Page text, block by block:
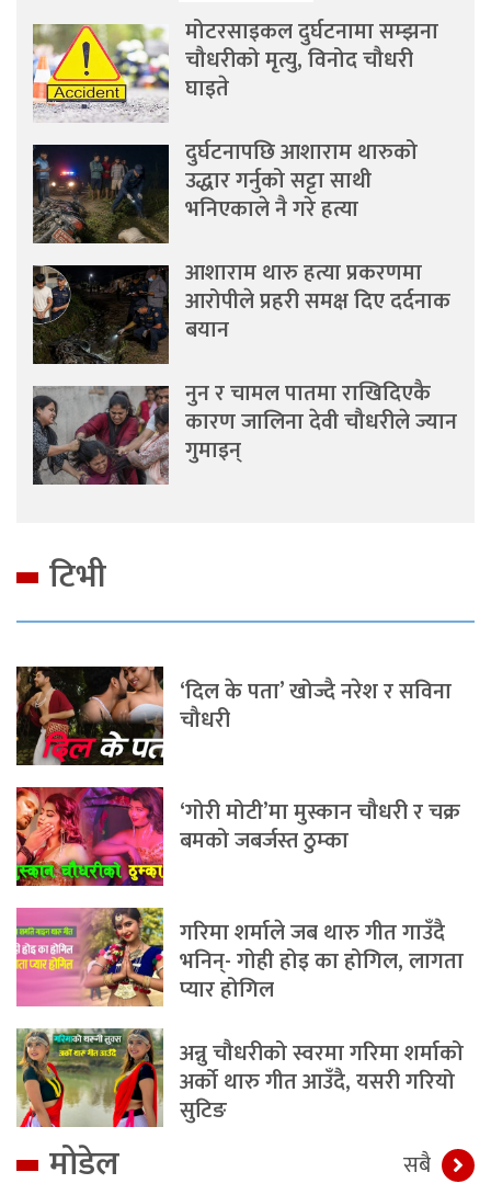
मोटरसाइकल दुर्घटनामा सम्झना
चौधरीको मृत्यु, विनोद चौधरी
घाइते
दुर्घटनापछि आशाराम थारुको
उद्धार गर्नुको सट्टा साथी
भनिएकाले नै गरे हत्या
आशाराम थारु हत्या प्रकरणमा
आरोपीले प्रहरी समक्ष दिए दर्दनाक
बयान
नुन र चामल पातमा राखिदिएकै
कारण जालिना देवी चौधरीले ज्यान
गुमाइन्
टिभी
‘दिल के पता’ खोज्दै नरेश र सविना
चौधरी
‘गोरी मोटी’मा मुस्कान चौधरी र चक्र
बमको जबर्जस्त ठुम्का
गरिमा शर्माले जब थारु गीत गाउँदै
भनिन्- गोही होइ का होगिल, लागता
प्यार होगिल
अन्नु चौधरीको स्वरमा गरिमा शर्माको
अर्को थारु गीत आउँदै, यसरी गरियो
सुटिङ
मोडेल सबै